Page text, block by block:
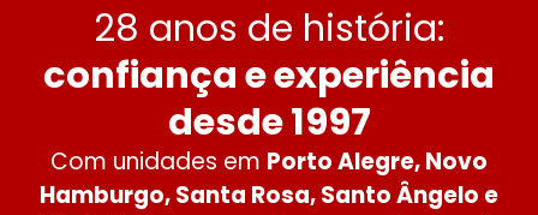
28 anos de história:
confiança e experiência
desde 1997
Com unidades em Porto Alegre, Novo
Hamburgo, Santa Rosa, Santo Ângelo e